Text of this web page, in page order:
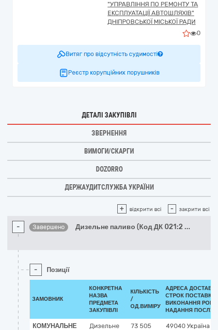
"УПРАВЛІННЯ ПО РЕМОНТУ ТА
ЕКСПЛУАТАЦІЇ АВТОШЛЯХІВ"
ДНІПРОВСЬКОЇ МІСЬКОЇ РАДИ
0
Витяг про відсутність судимості
Реєстр корупційних порушників
ДЕТАЛІ ЗАКУПІВЛІ
ЗВЕРНЕННЯ
ВИМОГИ/СКАРГИ
DOZORRO
ДЕРЖАУДИТСЛУЖБА УКРАЇНИ
+ відкрити всі - закрити всі
- Завершено Дизельне паливо (Код ДК 021:2 ...
- Позиції
ЗАМОВНИК
КОНКРЕТНА
НАЗВА
ПРЕДМЕТА
ЗАКУПІВЛІ
КІЛЬКІСТЬ
/
ОД.ВИМІРУ
АДРЕСА
СТРОК ПОСТАВКИ/
ВИКОНАННЯ
НАДАННЯ ПОСЛУГ:
КОМУНАЛЬНЕ
Дизельне
73 505
49040 Україна